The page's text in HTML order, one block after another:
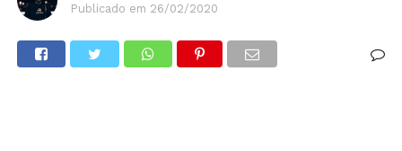
Publicado em 26/02/2020